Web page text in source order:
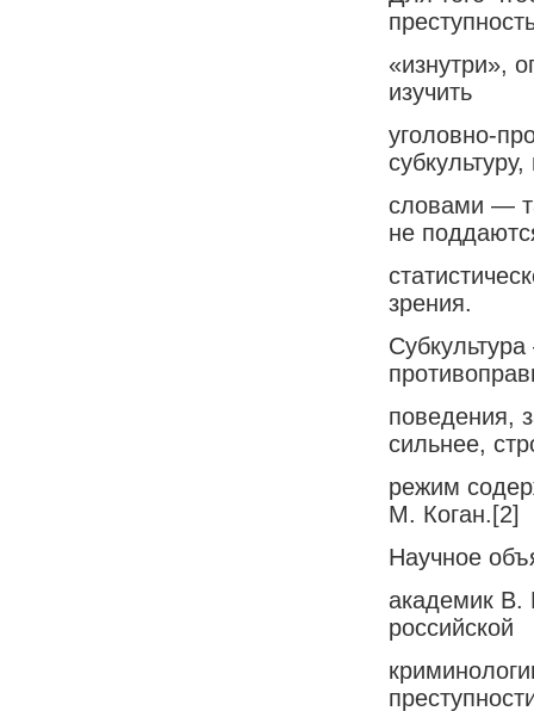
«изнутри»,
изучить
уголовно-
словами —
не
зрения.
поведения,
сильнее,
режим
М. Коган.[2]
Научное
академик В.
российской